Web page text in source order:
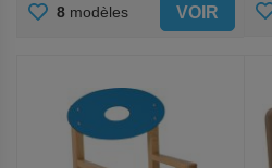
AJOUTER
FAVORIS
8 modèles VOIR